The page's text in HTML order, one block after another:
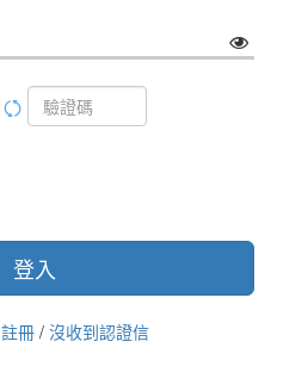
登入
註冊 / 沒收到認證信